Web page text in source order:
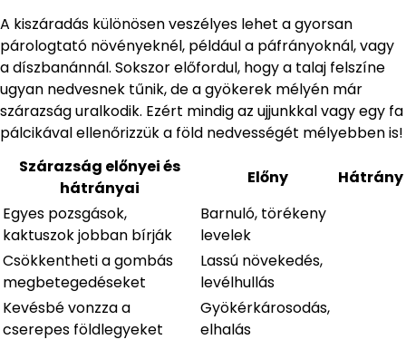
A kiszáradás különösen veszélyes lehet a gyorsan
párologtató növényeknél, például a páfrányoknál, vagy
a díszbanánnál. Sokszor előfordul, hogy a talaj felszíne
ugyan nedvesnek tűnik, de a gyökerek mélyén már
szárazság uralkodik. Ezért mindig az ujjunkkal vagy egy fa
pálcikával ellenőrizzük a föld nedvességét mélyebben is!
Szárazság előnyei és
hátrányai
Előny
Hátrány
Egyes pozsgások,
kaktuszok jobban bírják
Barnuló, törékeny
levelek
Csökkentheti a gombás
megbetegedéseket
Lassú növekedés,
levélhullás
Kevésbé vonzza a
cserepes földlegyeket
Gyökérkárosodás,
elhalás